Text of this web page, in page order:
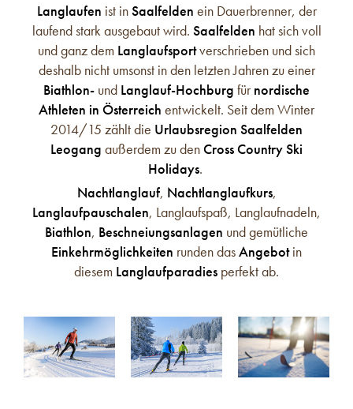
Langlaufen ist inSaalfelden ein Dauerbrenner, der
laufend stark ausgebaut wird. Saalfelden hat sich voll
und ganz dem Langlaufsportverschrieben und sich
deshalb nicht umsonst in den letzten Jahren zu einer
Biathlon- und Langlauf-Hochburg fürnordische
Athleten in Österreich entwickelt. Seit dem Winter
2014/15 zählt die Urlaubsregion Saalfelden
Leogang außerdem zu denCross Country Ski
Holidays.
Nachtlanglauf, Nachtlanglaufkurs,
Langlaufpauschalen, Langlaufspaß, Langlaufnadeln,
Biathlon, Beschneiungsanlagen und gemütliche
Einkehrmöglichkeiten runden dasAngebotin
diesem Langlaufparadies perfekt ab.